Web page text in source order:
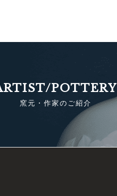
POTTERY
窯元・作家のご紹介